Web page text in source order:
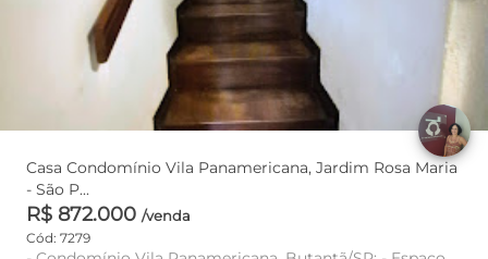
Casa Condomínio Vila Panamericana, Jardim Rosa Maria
- São P...
R$ 872.000 /venda
Cód: 7279